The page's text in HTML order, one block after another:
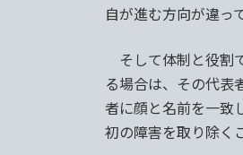
自が進む方向が違っ
そして体制と役割
る場合は、その代表
者に顔と名前を一致
初の障害を取り除く